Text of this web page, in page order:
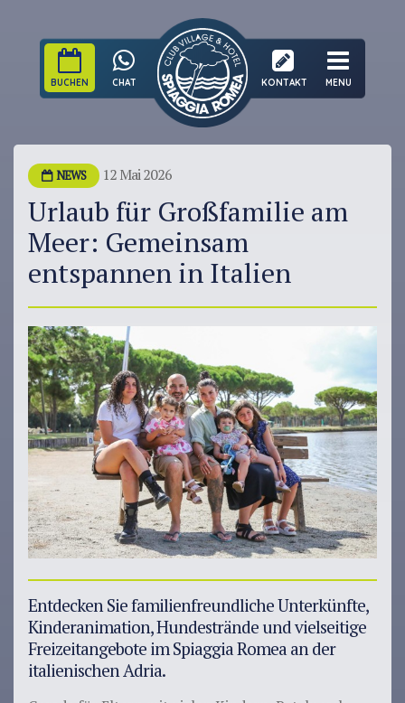
BUCHEN CHAT KONTAKT MENU
NEWS 12 Mai 2026
Urlaub für Großfamilie am
Meer: Gemeinsam
entspannen in Italien
Entdecken Sie familienfreundliche Unterkünfte,
Kinderanimation, Hundestrände und vielseitige
Freizeitangebote im Spiaggia Romea an der
italienischen Adria.